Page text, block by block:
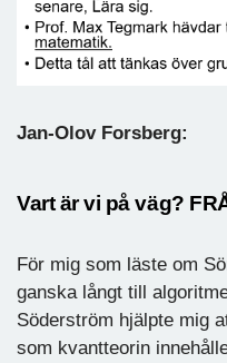
Jan-Olov Forsberg:
Vart är vi på väg?
För mig som läste om
ganska långt till
Söderström hjälpte mig
som kvantteorin